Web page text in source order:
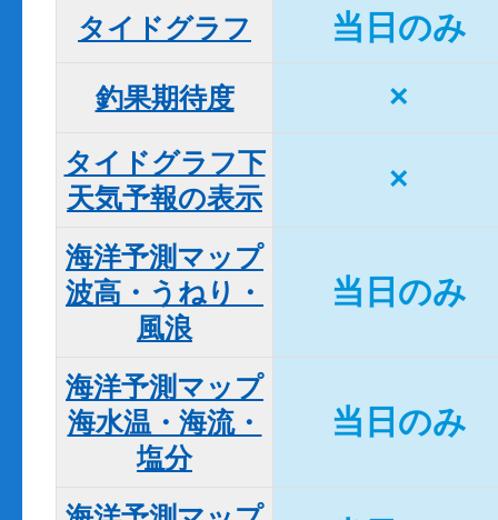
タイドグラフ 当日のみ
釣果期待度 ×
タイドグラフ下
天気予報の表示
×
海洋予測マップ
波高・うねり・
風浪
当日のみ
海洋予測マップ
海水温・海流・
塩分
当日のみ